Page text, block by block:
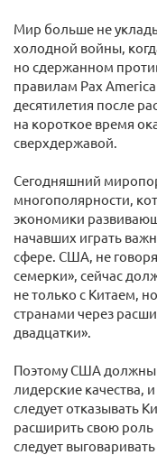
Мир больше не
холодной войны,
но сдержанном
правилам Pax
десятилетия после
на короткое время
сверхдержавой.
Сегодняшний
многополярности,
экономики
начавших играть
сфере. США, не
семерки», сейчас
не только с Китаем,
странами через
двадцатки».
Поэтому США должны
лидерские качества,
следует отказывать
расширить свою
следует